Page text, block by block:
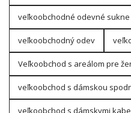
veľkoobchodné odevné sukne
veľkoobchodný odev
Veľkoobchod s areálom pre
veľkoobchod s dámskou